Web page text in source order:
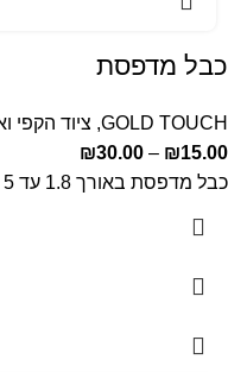
כבל מדפסת
GOLD TOUCH
, ציוד הקפי
₪15.00
–
₪30.00
כבל מדפסת באורך 1.8 עד 5 מטר